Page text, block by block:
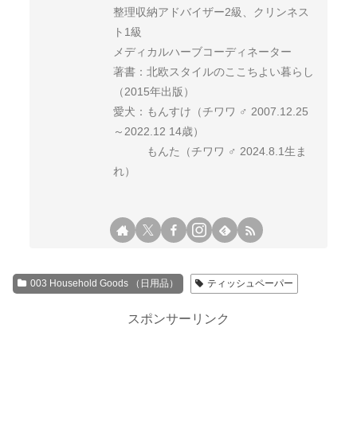
整理収納アドバイザー2級、クリンネス
ト1級
メディカルハーブコーディネーター
著書：北欧スタイルのここちよい暮らし
（2015年出版）
愛犬：もんすけ（チワワ ♂ 2007.12.25
～2022.12 14歳）
もんた（チワワ ♂ 2024.8.1生ま
れ）
003 Household Goods （日用品） ティッシュペーパー
スポンサーリンク